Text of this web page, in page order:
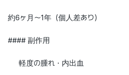
約6ヶ月〜1年（個人差あり）
#### 副作用
軽度の腫れ・内出血